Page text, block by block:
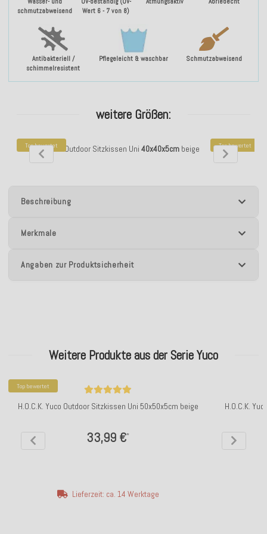
schmutzabweisend
Wert 6 - 7 von 8)
Antibakteriell /
schimmelresistent
Pflegeleicht & waschbar Schmutzabweisend
weitere Größen:
Top bewertet
H.O.C.K. Yuco Outdoor Sitzkissen Uni 40x40x5cm beige Top bewertet
H.O.C.K. Yuco
Beschreibung
Merkmale
Angaben zur Produktsicherheit
Weitere Produkte aus der Serie Yuco
Top bewertet
H.O.C.K. Yuco Outdoor Sitzkissen Uni 50x50x5cm beige
33,99 €*
Lieferzeit: ca. 14 Werktage
H.O.C.K.